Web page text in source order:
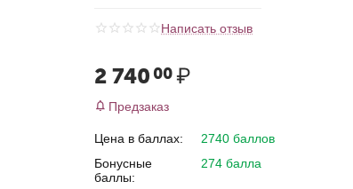
Написать отзыв
2 740 00₽
Предзаказ
Цена в баллах:
2740 баллов
Бонусные
баллы:
274 балла